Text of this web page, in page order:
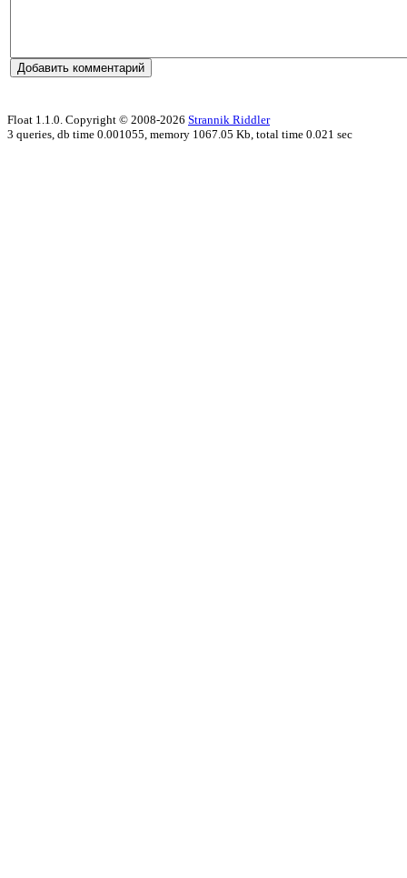
Float 1.1.0. Copyright © 2008-2026 Strannik Riddler
3 queries, db time 0.001055, memory 1067.05 Kb, total time 0.021 sec